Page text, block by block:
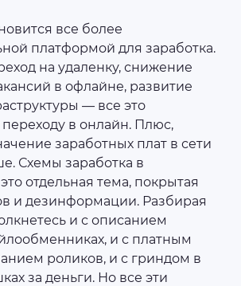
все более
платформой для заработка.
на удаленку, снижение
в офлайне, развитие
― все это
переходу в онлайн. Плюс,
заработных плат в сети
Схемы заработка в
отдельная тема, покрытая
и дезинформации. Разбирая
и с описанием
и с платным
роликов, и с гриндом в
за деньги. Но все эти